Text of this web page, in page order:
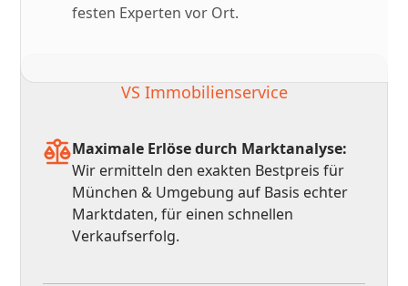
festen Experten vor Ort.
VS Immobilienservice
Maximale Erlöse durch Marktanalyse:
Wir ermitteln den exakten Bestpreis für
München & Umgebung auf Basis echter
Marktdaten, für einen schnellen
Verkaufserfolg.